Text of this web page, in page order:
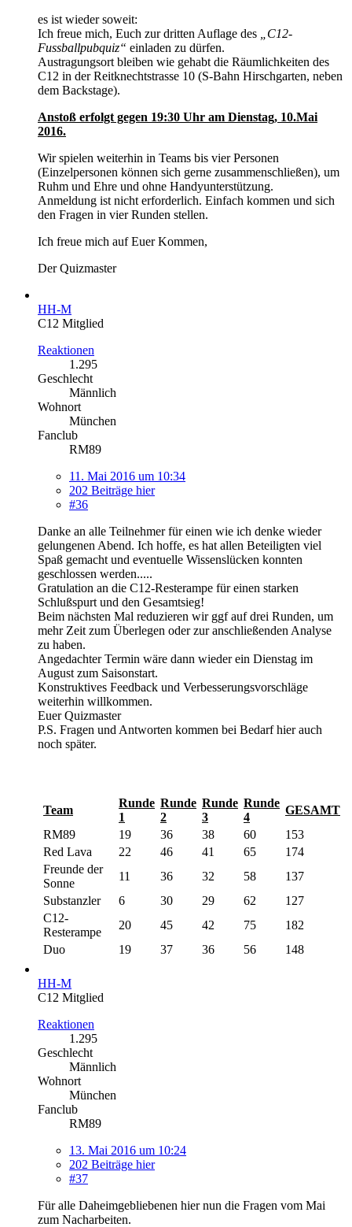
es ist wieder soweit:
Ich freue mich, Euch zur dritten Auflage des
„C12-
Fussballpubquiz“ einladen zu dürfen.
Austragungsort bleiben wie gehabt die Räumlichkeiten des
C12 in der Reitknechtstrasse 10 (S-Bahn Hirschgarten, neben
dem Backstage).
Anstoß erfolgt gegen 19:30 Uhr am Dienstag, 10.Mai
2016.
Wir spielen weiterhin in Teams bis vier Personen
(Einzelpersonen können sich gerne zusammenschließen), um
Ruhm und Ehre und ohne Handyunterstützung.
Anmeldung ist nicht erforderlich. Einfach kommen und sich
den Fragen in vier Runden stellen.
Ich freue mich auf Euer Kommen,
Der Quizmaster
HH-M
C12 Mitglied
Reaktionen
1.295
Geschlecht
Männlich
Wohnort
München
Fanclub
RM89
11. Mai 2016 um 10:34
202 Beiträge hier
#36
Danke an alle Teilnehmer für einen wie ich denke wieder
gelungenen Abend. Ich hoffe, es hat allen Beteiligten viel
Spaß gemacht und eventuelle Wissenslücken konnten
geschlossen werden.....
Gratulation an die C12-Resterampe für einen starken
Schlußspurt und den Gesamtsieg!
Beim nächsten Mal reduzieren wir ggf auf drei Runden, um
mehr Zeit zum Überlegen oder zur anschließenden Analyse
zu haben.
Angedachter Termin wäre dann wieder ein Dienstag im
August zum Saisonstart.
Konstruktives Feedback und Verbesserungsvorschläge
weiterhin willkommen.
Euer Quizmaster
P.S. Fragen und Antworten kommen bei Bedarf hier auch
noch später.
Team
Runde
1
Runde
2
Runde
3
Runde
4
GESAMT
RM89
19 36 38 60
153
Red Lava
22 46 41 65
174
Freunde der
Sonne
11 36 32 58
137
Substanzler
6 30 29 62
127
C12-
Resterampe
20 45 42 75
182
Duo
19 37 36 56 148
HH-M
C12 Mitglied
Reaktionen
1.295
Geschlecht
Männlich
Wohnort
München
Fanclub
RM89
13. Mai 2016 um 10:24
202 Beiträge hier
#37
Für alle Daheimgebliebenen hier nun die Fragen vom Mai
zum Nacharbeiten.